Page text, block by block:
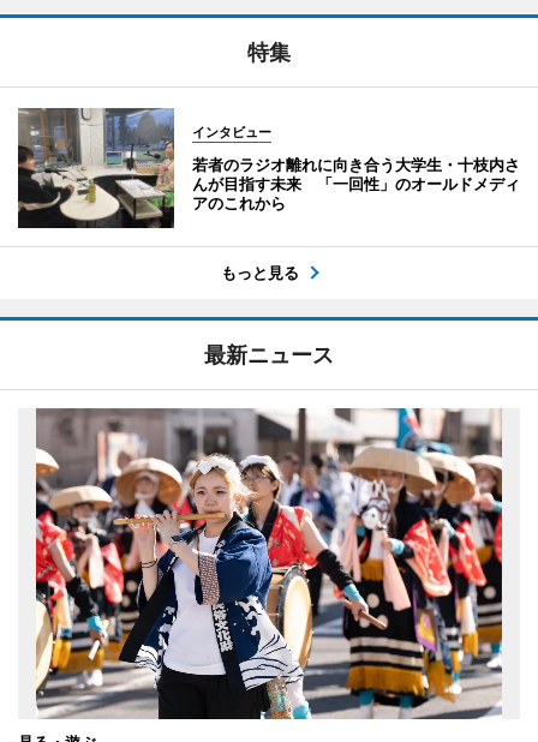
特集
インタビュー
若者のラジオ離れに向き合う大学生・十枝内さ
んが目指す未来 「一回性」のオールドメディ
アのこれから
もっと見る
最新ニュース